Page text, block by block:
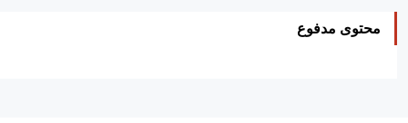
محتوى مدفوع